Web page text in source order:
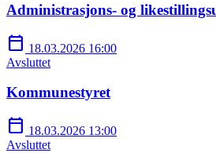
Administrasjons- og
calendar_today 18.03.2026 16:00
Avsluttet
Kommunestyret
calendar_today 18.03.2026 13:00
Avsluttet